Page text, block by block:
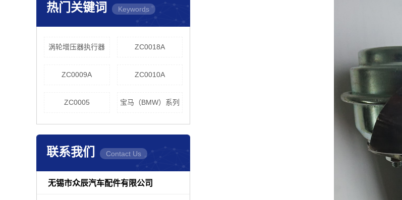
热门关键词 Keywords
涡轮增压器执行器 ZC0018A
ZC0009A ZC0010A
ZC0005 宝马（BMW）系列
联系我们 Contact Us
无锡市众辰汽车配件有限公司